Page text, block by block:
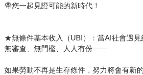
帶您一起見證可能的新時代！
★無條件基本收入（UBI）：當AI社會遇
無審查、無門檻、人人有份——
如果勞動不再是生存條件，努力將會有新